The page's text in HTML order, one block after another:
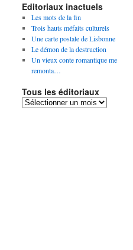
Editoriaux inactuels
Les mots de la fin
Trois hauts méfaits culturels
Une carte postale de Lisbonne
Le démon de la destruction
Un vieux conte romantique me
remonta…
Tous les éditoriaux
Tous